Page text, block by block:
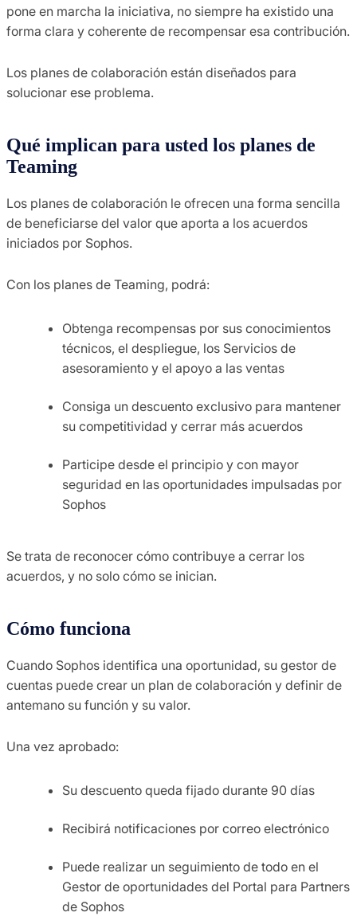
pone en marcha la iniciativa, no siempre ha existido una
forma clara y coherente de recompensar esa contribución.
Los planes de colaboración están diseñados para
solucionar ese problema.
Qué implican para usted los planes de
Teaming
Los planes de colaboración le ofrecen una forma sencilla
de beneficiarse del valor que aporta a los acuerdos
iniciados por Sophos.
Con los planes de Teaming, podrá:
Obtenga recompensas por sus conocimientos
técnicos, el despliegue, los Servicios de
asesoramiento y el apoyo a las ventas
Consiga un descuento exclusivo para mantener
su competitividad y cerrar más acuerdos
Participe desde el principio y con mayor
seguridad en las oportunidades impulsadas por
Sophos
Se trata de reconocer cómo contribuye a cerrar los
acuerdos, y no solo cómo se inician.
Cómo funciona
Cuando Sophos identifica una oportunidad, su gestor de
cuentas puede crear un plan de colaboración y definir de
antemano su función y su valor.
Una vez aprobado:
Su descuento queda fijado durante 90 días
Recibirá notificaciones por correo electrónico
Puede realizar un seguimiento de todo en el
Gestor de oportunidades del Portal para Partners
de Sophos